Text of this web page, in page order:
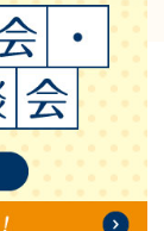
相談会